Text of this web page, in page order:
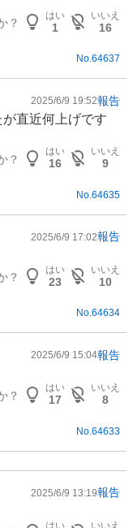
？
はい
1
いいえ
16
No.64637
2025/6/9 19:52報告
直近何上げです
？
はい
16
いいえ
9
No. 64635
2025/6/9 17:02報告
？
はい
23
いいえ
10
No.64634
2025/6/9 15:04報告
？
はい
17
いいえ
8
No. 64633
2025/6/9 13:19報告
はい いいえ